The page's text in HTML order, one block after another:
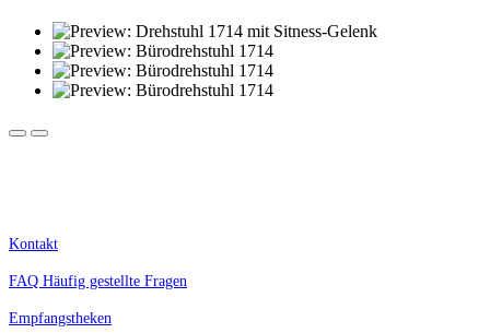
Kontakt
FAQ Häufig gestellte Fragen
Empfangstheken